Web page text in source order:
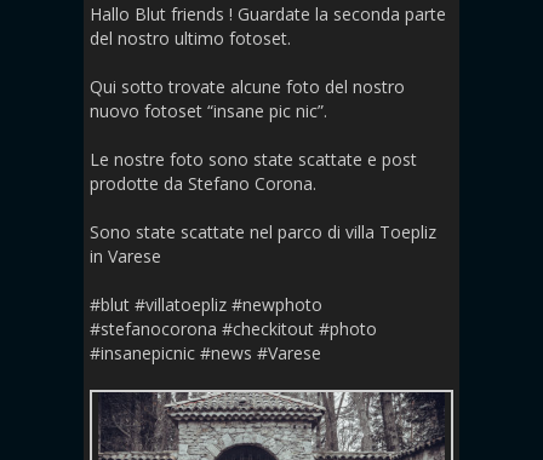
Hallo Blut friends ! Guardate la seconda parte
del nostro ultimo fotoset.
Qui sotto trovate alcune foto del nostro
nuovo fotoset “insane pic nic”.
Le nostre foto sono state scattate e post
prodotte da Stefano Corona.
Sono state scattate nel parco di villa Toepliz
in Varese
#blut #villatoepliz #newphoto
#stefanocorona #checkitout #photo
#insanepicnic #news #Varese